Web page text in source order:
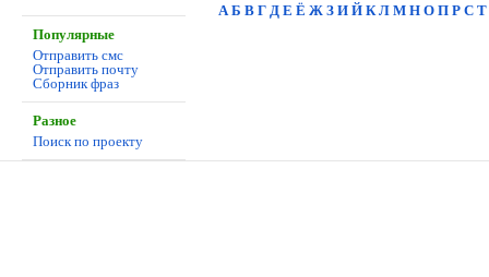
Популярные
Отправить смс
Отправить почту
Сборник фраз
Разное
Поиск по проекту
А Б В Г Д Е Ё Ж З И Й К Л М Н О П Р С Т